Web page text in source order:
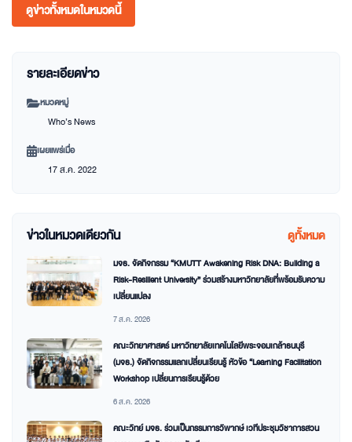
ดูข่าวทั้งหมดในหมวดนี้
รายละเอียดข่าว
หมวดหมู่
Who’s News
เผยแพร่เมื่อ
17 ส.ค. 2022
ข่าวในหมวดเดียวกัน ดูทั้งหมด
มจธ. จัดกิจกรรม “KMUTT Awakening Risk DNA: Building a
Risk-Resilient University” ร่วมสร้างมหาวิทยาลัยที่พร้อมรับความ
เปลี่ยนแปลง
7 ส.ค. 2026
คณะวิทยาศาสตร์ มหาวิทยาลัยเทคโนโลยีพระจอมเกล้าธนบุรี
(มจธ.) จัดกิจกรรมแลกเปลี่ยนเรียนรู้ หัวข้อ “Learning Facilitation
Workshop เปลี่ยนการเรียนรู้ด้วย
6 ส.ค. 2026
คณะวิทย์ มจธ. ร่วมเป็นกรรมการวิพากษ์ เวทีประชุมวิชาการสวน